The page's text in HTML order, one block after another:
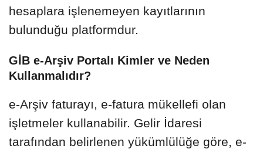
hesaplara işlenemeyen kayıtlarının
bulunduğu platformdur.
GİB e-Arşiv Portalı Kimler ve Neden
Kullanmalıdır?
e-Arşiv faturayı, e-fatura mükellefi olan
işletmeler kullanabilir. Gelir İdaresi
tarafından belirlenen yükümlülüğe göre, e-